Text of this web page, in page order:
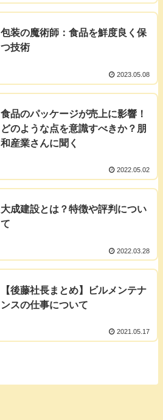
包装の魔術師：食品を鮮度良く保
つ技術
2023.05.08
食品のパッケージが売上に影響！
どのような点を意識すべきか？朋
和産業さんに聞く
2022.05.02
大成建設とは？特徴や評判につい
て
2022.03.28
【後藤社長まとめ】ビルメンテナ
ンスの仕事について
2021.05.17